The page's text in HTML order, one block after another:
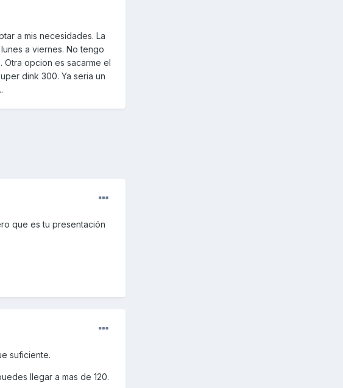
a mis necesidades. La
a viernes. No tengo
Otra opcion es sacarme el
dink 300. Ya seria un
que es tu presentación
suficiente.
llegar a mas de 120.